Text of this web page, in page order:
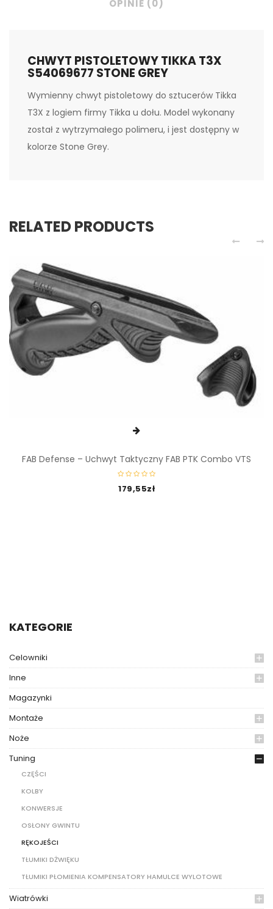
KATEGORIE
Celowniki
Inne
Magazynki
Montaże
Noże
Tuning
CZĘŚCI
KOLBY
KONWERSJE
OSŁONY GWINTU
RĘKOJEŚCI
TŁUMIKI DŻWIĘKU
TŁUMIKI PŁOMIENIA KOMPENSATORY HAMULCE WYLOTOWE
Wiatrówki
OPINIE (0)
CHWYT PISTOLETOWY TIKKA T3X
S54069677 STONE GREY
Wymienny chwyt pistoletowy do sztucerów Tikka
T3X z logiem firmy Tikka u dołu. Model wykonany
został z wytrzymałego polimeru, i jest dostępny w
kolorze Stone Grey.
RELATED PRODUCTS
FAB Defense – Uchwyt Taktyczny FAB PTK Combo VTS
179,55zł